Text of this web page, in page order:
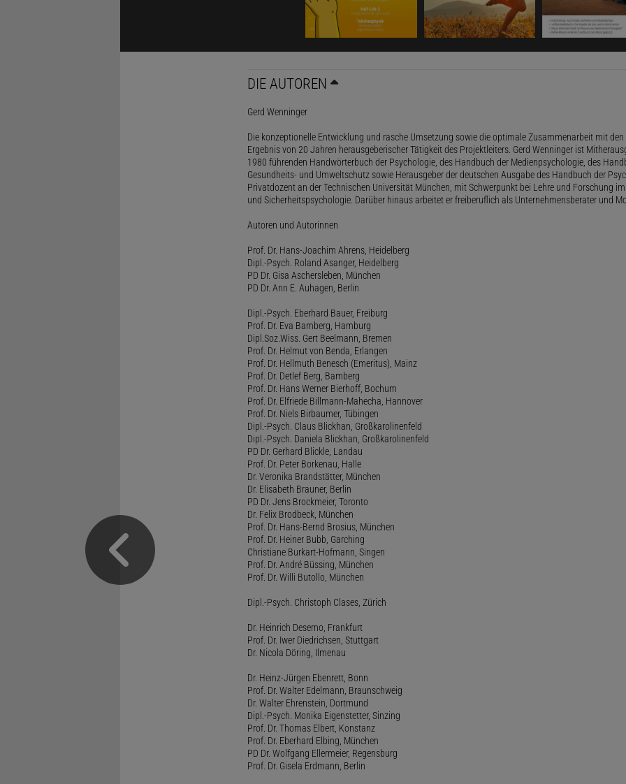
DIE AUTOREN
Gerd Wenninger
Die konzeptionelle Entwicklung und rasche Umsetzung sowie die optimale Zusammenarbeit mit
Ergebnis von 20 Jahren herausgeberischer Tätigkeit des Projektleiters. Gerd Wenninger ist
1980 führenden Handwörterbuch der Psychologie, des Handbuch der Medienpsychologie, des
Gesundheits- und Umweltschutz sowie Herausgeber der deutschen Ausgabe des Handbuch der
Privatdozent an der Technischen Universität München, mit Schwerpunkt bei Lehre und Forschung
und Sicherheitspsychologie. Darüber hinaus arbeitet er freiberuflich als Unternehmensberater und
Autoren und Autorinnen
Prof. Dr. Hans-Joachim Ahrens, Heidelberg
Dipl.-Psych. Roland Asanger, Heidelberg
PD Dr. Gisa Aschersleben, München
PD Dr. Ann E. Auhagen, Berlin
Dipl.-Psych. Eberhard Bauer, Freiburg
Prof. Dr. Eva Bamberg, Hamburg
Dipl.Soz.Wiss. Gert Beelmann, Bremen
Prof. Dr. Helmut von Benda, Erlangen
Prof. Dr. Hellmuth Benesch (Emeritus), Mainz
Prof. Dr. Detlef Berg, Bamberg
Prof. Dr. Hans Werner Bierhoff, Bochum
Prof. Dr. Elfriede Billmann-Mahecha, Hannover
Prof. Dr. Niels Birbaumer, Tübingen
Dipl.-Psych. Claus Blickhan, Großkarolinenfeld
Dipl.-Psych. Daniela Blickhan, Großkarolinenfeld
PD Dr. Gerhard Blickle, Landau
Prof. Dr. Peter Borkenau, Halle
Dr. Veronika Brandstätter, München
Dr. Elisabeth Brauner, Berlin
PD Dr. Jens Brockmeier, Toronto
Dr. Felix Brodbeck, München
Prof. Dr. Hans-Bernd Brosius, München
Prof. Dr. Heiner Bubb, Garching
Christiane Burkart-Hofmann, Singen
Prof. Dr. André Büssing, München
Prof. Dr. Willi Butollo, München
Dipl.-Psych. Christoph Clases, Zürich
Dr. Heinrich Deserno, Frankfurt
Prof. Dr. Iwer Diedrichsen, Stuttgart
Dr. Nicola Döring, Ilmenau
Dr. Heinz-Jürgen Ebenrett, Bonn
Prof. Dr. Walter Edelmann, Braunschweig
Dr. Walter Ehrenstein, Dortmund
Dipl.-Psych. Monika Eigenstetter, Sinzing
Prof. Dr. Thomas Elbert, Konstanz
Prof. Dr. Eberhard Elbing, München
PD Dr. Wolfgang Ellermeier, Regensburg
Prof. Dr. Gisela Erdmann, Berlin